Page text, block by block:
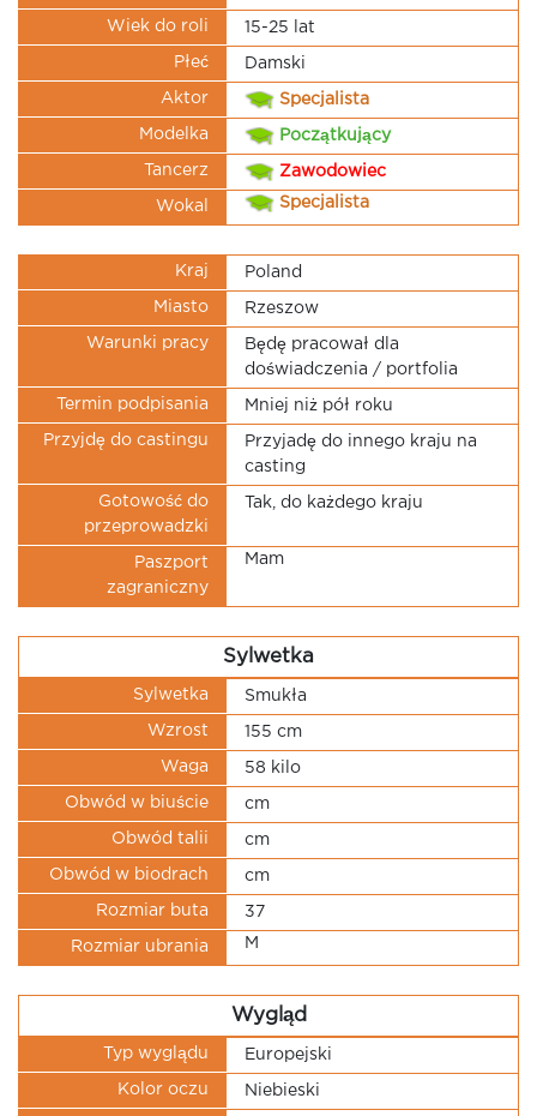
Wiek do roli 15-25 lat
Płeć Damski
Aktor Specjalista
Modelka Początkujący
Tancerz Zawodowiec
Wokal Specjalista
Kraj Poland
Miasto Rzeszow
Warunki pracy
Będę pracował dla
doświadczenia / portfolia
Termin podpisania Mniej niż pół roku
Przyjdę do castingu
Przyjadę do innego kraju na
casting
Gotowość do
przeprowadzki
Tak, do każdego kraju
Paszport
zagraniczny
Mam
Sylwetka
Sylwetka Smukła
Wzrost 155 cm
Waga 58 kilo
Obwód w biuście cm
Obwód talii cm
Obwód w biodrach cm
Rozmiar buta 37
Rozmiar ubrania M
Wygląd
Typ wyglądu Europejski
Kolor oczu Niebieski